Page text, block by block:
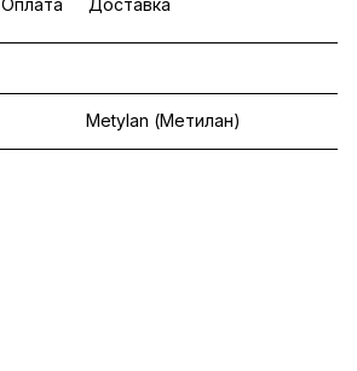
Оплата Доставка
Metylan (Метилан)